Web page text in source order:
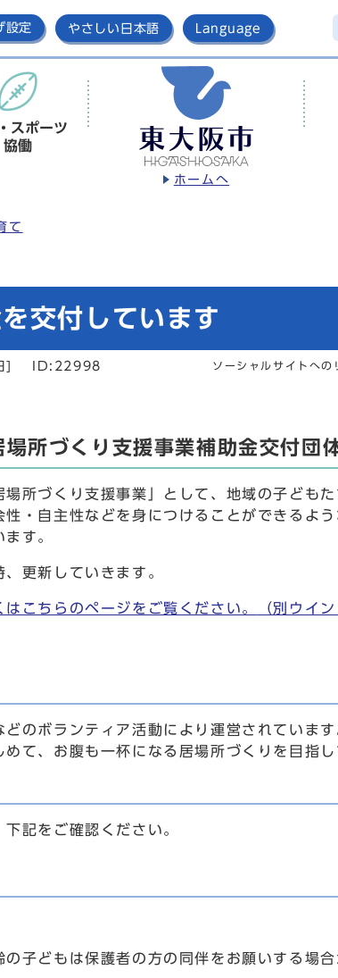
設定 やさしい日本語 Language
ホームへ
スポーツ
協働
て
交付しています
] ID:22998 ソーシャルサイトへの
所づくり支援事業補助金交付団
所づくり支援事業」として、地域の子ども
・自主性などを身につけることができるよ
す。
更新していきます。
はこちらのページをご覧ください。 （別ウイ
のボランティア活動により運営されていま
て、お腹も一杯になる居場所づくりを目指し
記をご確認ください。
子どもは保護者の方の同伴をお願いする場合